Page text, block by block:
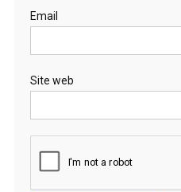
Email
Site web